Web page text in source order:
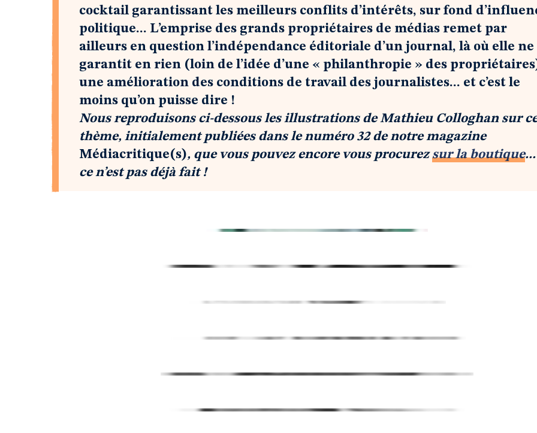
cocktail garantissant les meilleurs conflits d’intérêts, sur fond
politique... L’emprise des grands propriétaires de médias remet par
ailleurs en question l’indépendance éditoriale d’un journal, là où elle ne
garantit en rien (loin de l’idée d’une « philanthropie » des
une amélioration des conditions de travail des journalistes... et c’est le
moins qu’on puisse dire !
Nous reproduisons ci-dessous les illustrations de Mathieu Colloghan sur
thème, initialement publiées dans le numéro 32 de notre magazine
Médiacritique(s), que vous pouvez encore vous procurezsur la boutique
ce n’est pas déjà fait !